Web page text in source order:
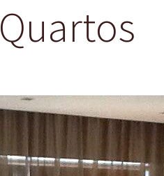
Quartos